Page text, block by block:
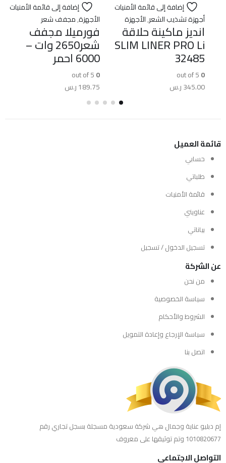
إضافة إلى قائمة الأمنيات
أجهزة تشذيب الشعر,الأجهزة
انديز ماكينة حلاقة
SLIM LINER PRO Li
32485
0
345.00ر.س
إضافة إلى قائمة الأمنيات
الأجهزة,مجفف شعر
فورميلا مجفف
شعر2650 وات –
6000 احمر
0
189.75ر.س
قائمة العميل
حسابي
طلباتي
قائمة الأمنيات
عناويني
بياناتي
تسجيل الدخول / تسجيل
عن الشركة
من نحن
سياسة الخصوصية
الشروط والأحكام
سياسة الإرجاع وإعادة التمويل
اتصل بنا
إم دبليو عناية وجمال هي شركة سعودية مسجلة بسجل تجاري رقم
1010820677 وتم توثيقها على معروف
التواصل الاجتماعي